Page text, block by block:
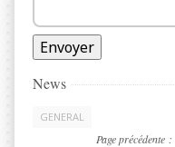
News
GENERAL
Page précédente :